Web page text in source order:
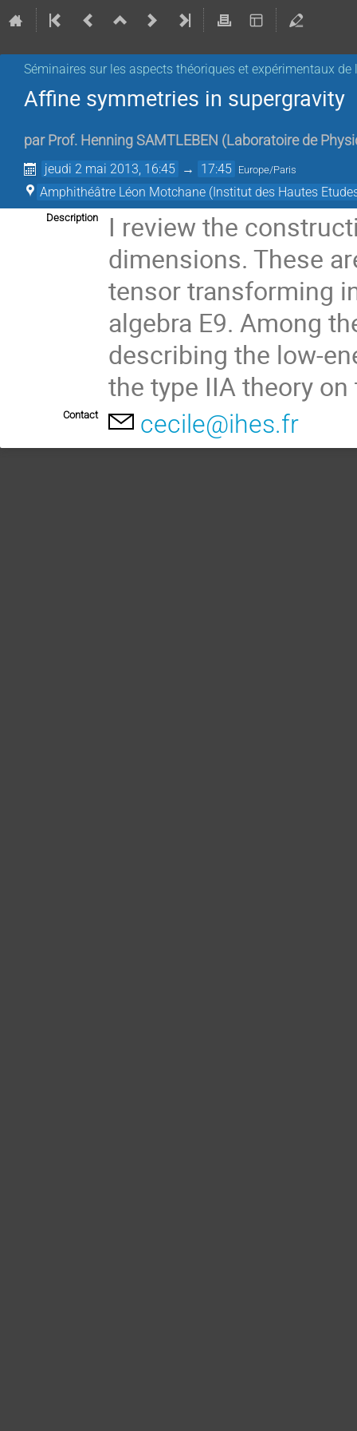
Séminaires sur les aspects théoriques et expérimentaux
Affine symmetries in supergravity
par Prof. Henning SAMTLEBEN (Laboratoire de
jeudi 2 mai 2013, 16:45 → 17:45 Europe/Paris
Amphithéâtre Léon Motchane (Institut des Hautes
Description
I review the
dimensions. These
tensor transforming
algebra E9. Among
describing the low-
the type IIA theory
Contact cecile@ihes.fr